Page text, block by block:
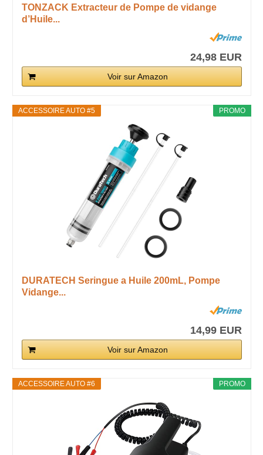
TONZACK Extracteur de Pompe de vidange
d’Huile...
24,98 EUR
Voir sur Amazon
PROMO
ACCESSOIRE AUTO #5
DURATECH Seringue a Huile 200mL, Pompe
Vidange...
14,99 EUR
Voir sur Amazon
PROMO
ACCESSOIRE AUTO #6